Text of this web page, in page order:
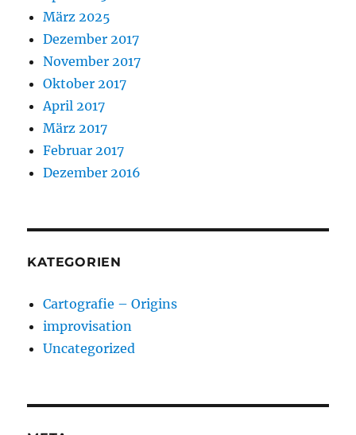
März 2025
Dezember 2017
November 2017
Oktober 2017
April 2017
März 2017
Februar 2017
Dezember 2016
KATEGORIEN
Cartografie – Origins
improvisation
Uncategorized